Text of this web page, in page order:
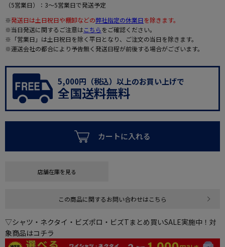
（5営業日）：3～5営業日で発送予定
※発送日は土日祝日や棚卸などの弊社指定の休業日を除きます。
※当日発送に関するご注意はこちらをご確認ください。
※「営業日」は土日祝日を除く平日となり、ご注文の当日を除きます。
※運送会社の都合により予告無く発送日程が前後する場合がございます。
5,000円（税込）以上のお買い上げで
全国送料無料
カートに入れる
店舗在庫を見る
この商品に関するお問い合わせはこちら
▽シャツ・ネクタイ・ビズポロ・ビズTまとめ買いSALE実施中！対
象商品はコチラ